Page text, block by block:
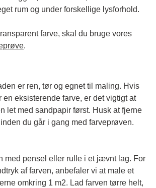
rum og under forskellige lysforhold.
.
er ren, tør og egnet til maling. Hvis
en eksisterende farve, er det vigtigt at
let med sandpapir først. Husk at fjerne
du går i gang med farveprøven.
med pensel eller rulle i et jævnt lag. For
af farven, anbefaler vi at male et
omkring 1 m2. Lad farven tørre helt,